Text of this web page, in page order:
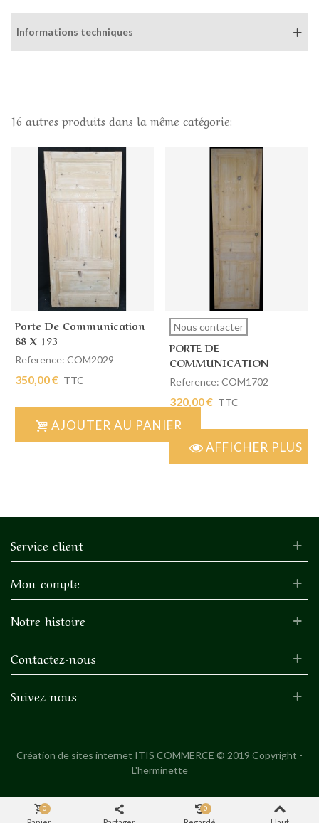
Informations techniques
16 autres produits dans la même catégorie:
Porte De Communication
88 X 193
Reference: COM2029
350,00 € TTC
AJOUTER AU PANIER
Nous contacter
PORTE DE
COMMUNICATION
SIMPLE 59 X 198
Reference: COM1702
320,00 € TTC
AFFICHER PLUS
Service client
Mon compte
Notre histoire
Contactez-nous
Suivez nous
Création de sites internet ITIS COMMERCE © 2019 Copyright -
L'herminette
0 0